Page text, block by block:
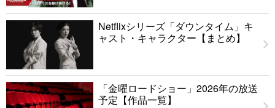
Netflixシリーズ「ダウンタイム」キ
ャスト・キャラクター【まとめ】
「金曜ロードショー」2026年の放送
予定【作品一覧】